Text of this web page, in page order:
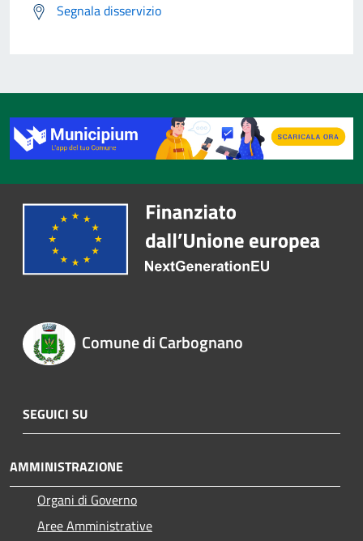
Segnala disservizio
Comune di Carbognano
SEGUICI SU
AMMINISTRAZIONE
Organi di Governo
Aree Amministrative